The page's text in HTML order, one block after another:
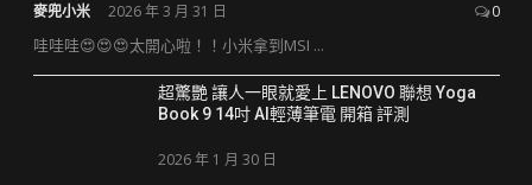
麥兜小米 2026 年 3 月 31 日 0
哇哇哇😍😍😍太開心啦！！小米拿到MSI ...
超驚艷 讓人一眼就愛上 LENOVO 聯想 Yoga
Book 9 14吋 AI輕薄筆電 開箱 評測
2026 年 1 月 30 日